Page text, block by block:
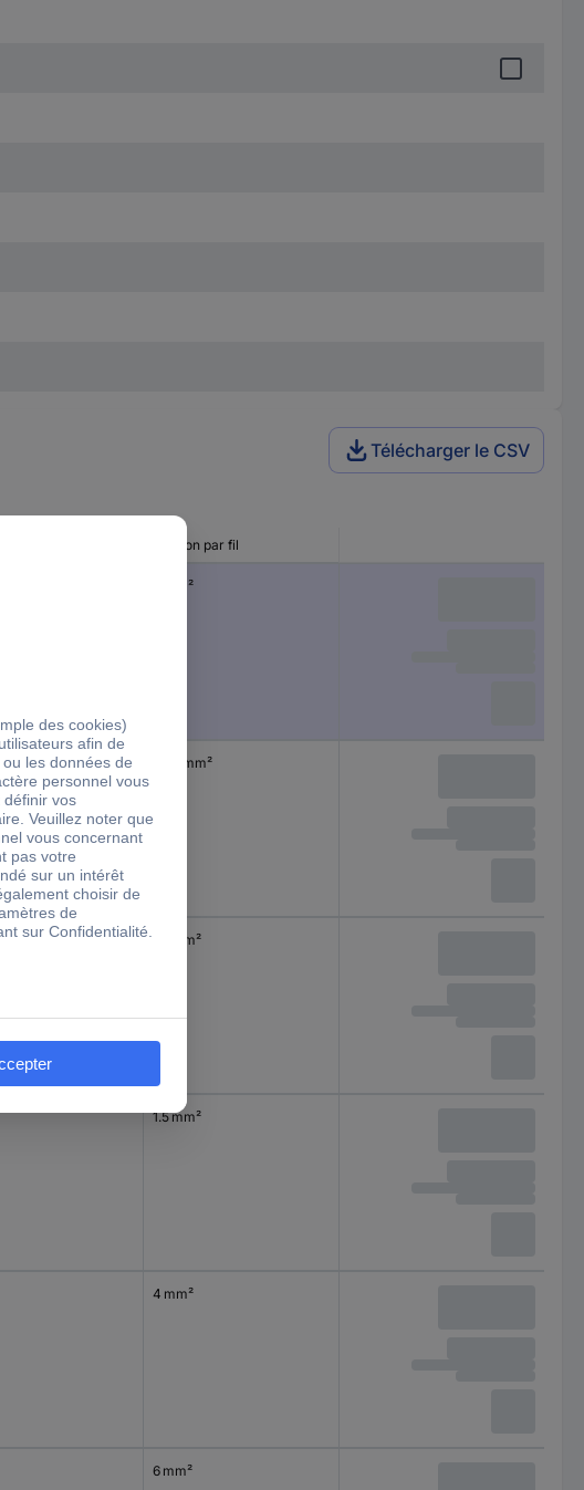
Télécharger le CSV
Section par fil
4 mm²
0.75 mm²
1.5 mm²
1.5 mm²
4 mm²
6 mm²